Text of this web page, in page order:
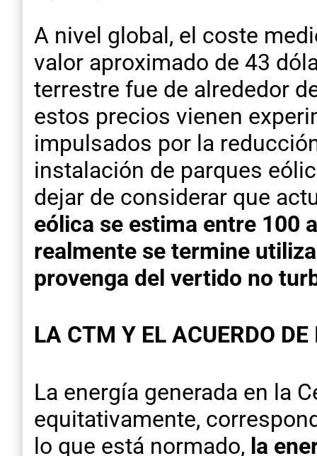
A nivel global, el coste
valor aproximado de 43
terrestre fue de alrededor
estos precios vienen
impulsados por la
instalación de parques
dejar de considerar que
eólica se estima entre 100
realmente se termine
provenga del vertido no
LA CTM Y EL ACUERDO
La energía generada en la
equitativamente,
lo que está normado, la